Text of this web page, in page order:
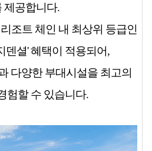
제공합니다.
조트 체인 내 최상위 등급인
덴셜' 혜택이 적용되어,
다양한 부대시설을 최고의
험할 수 있습니다.